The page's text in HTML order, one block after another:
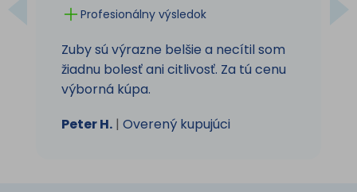
Profesionálny výsledok
Zuby sú výrazne belšie a necítil som
žiadnu bolesť ani citlivosť. Za tú cenu
výborná kúpa.
Peter H. | Overený kupujúci